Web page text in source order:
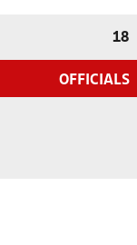
18
OFFICIALS